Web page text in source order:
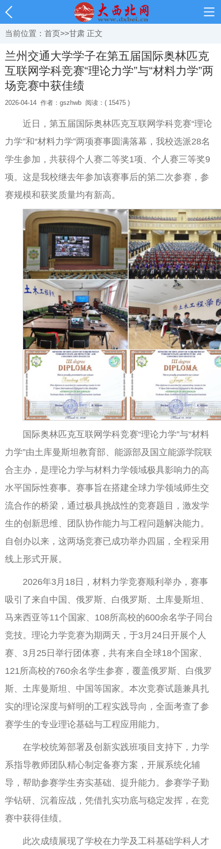
当前位置： 首页>>甘肃 正文
兰州交通大学学子在第五届国际奥林匹克
互联网学科竞赛“理论力学”与“材料力学”两
场竞赛中获佳绩
2026-04-14 作者：gszhwb 阅读：( 15475 )
近日，第五届国际奥林匹克互联网学科竞赛“理论
力学”和“材料力学”两项赛事圆满落幕，我校选派28名
学生参加，共获得个人赛二等奖1项、个人赛三等奖9
项。这是我校继去年参加该赛事后的第二次参赛，参
赛规模和获奖质量均有新高。
国际奥林匹克互联网学科竞赛“理论力学”与“材料
力学”由土库曼斯坦教育部、能源部及国立能源学院联
合主办，是理论力学与材料力学领域极具影响力的高
水平国际性赛事。赛事旨在搭建全球力学领域师生交
流合作的桥梁，通过极具挑战性的竞赛题目，激发学
生的创新思维、团队协作能力与工程问题解决能力。
自创办以来，这两场竞赛已成功举办四届，全程采用
线上形式开展。
2026年3月18日，材料力学竞赛顺利举办，赛事
吸引了来自中国、俄罗斯、白俄罗斯、土库曼斯坦、
马来西亚等11个国家、108所高校的600余名学子同台
竞技。理论力学竞赛为期两天，于3月24日开展个人
赛、3月25日举行团体赛，共有来自全球18个国家、
121所高校的760余名学生参赛，覆盖俄罗斯、白俄罗
斯、土库曼斯坦、中国等国家。本次竞赛试题兼具扎
实的理论深度与鲜明的工程实践导向，全面考查了参
赛学生的专业理论基础与工程应用能力。
在学校统筹部署及创新实践班项目支持下，力学
系指导教师团队精心制定备赛方案，开展系统化辅
导，帮助参赛学生夯实基础、提升能力。参赛学子勤
学钻研、沉着应战，凭借扎实功底与稳定发挥，在竞
赛中获得佳绩。
此次成绩展现了学校在力学及工科基础学科人才